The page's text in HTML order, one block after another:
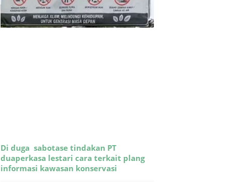
Di duga sabotase tindakan PT
duaperkasa lestari cara terkait plang
informasi kawasan konservasi